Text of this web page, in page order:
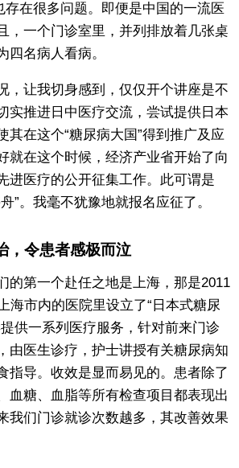
存在很多问题。即便是中国的一流医
，一个门诊室里，并列排放着几张桌
四名病人看病。
，让我切身感到，仅仅开个讲座是不
实推进日中医疗交流，尝试提供日本
其在这个“糖尿病大国”得到推广及应
就在这个时候，经济产业省开始了向
进医疗的公开征集工作。此可谓是
”。我毫不犹豫地就报名应征了。
，令患者感极而泣
的第一个赴任之地是上海，那是2011
海市内的医院里设立了“日本式糖尿
供一系列医疗服务，针对前来门诊
由医生诊疗，护士讲授有关糖尿病知
指导。收效是显而易见的。患者除了
血糖、血脂等所有检查项目都表现出
我们门诊就诊次数越多，其改善效果